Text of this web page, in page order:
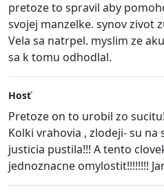
pretoze to spravil aby
svojej manzelke. synov zivot
Vela sa natrpel. myslim ze
sa k tomu odhodlal.
Hosť
Pretoze on to urobil zo
Kolki vrahovia , zlodeji- su na
justicia pustila!!! A tento
jednoznacne omylostit!!!!!!!!